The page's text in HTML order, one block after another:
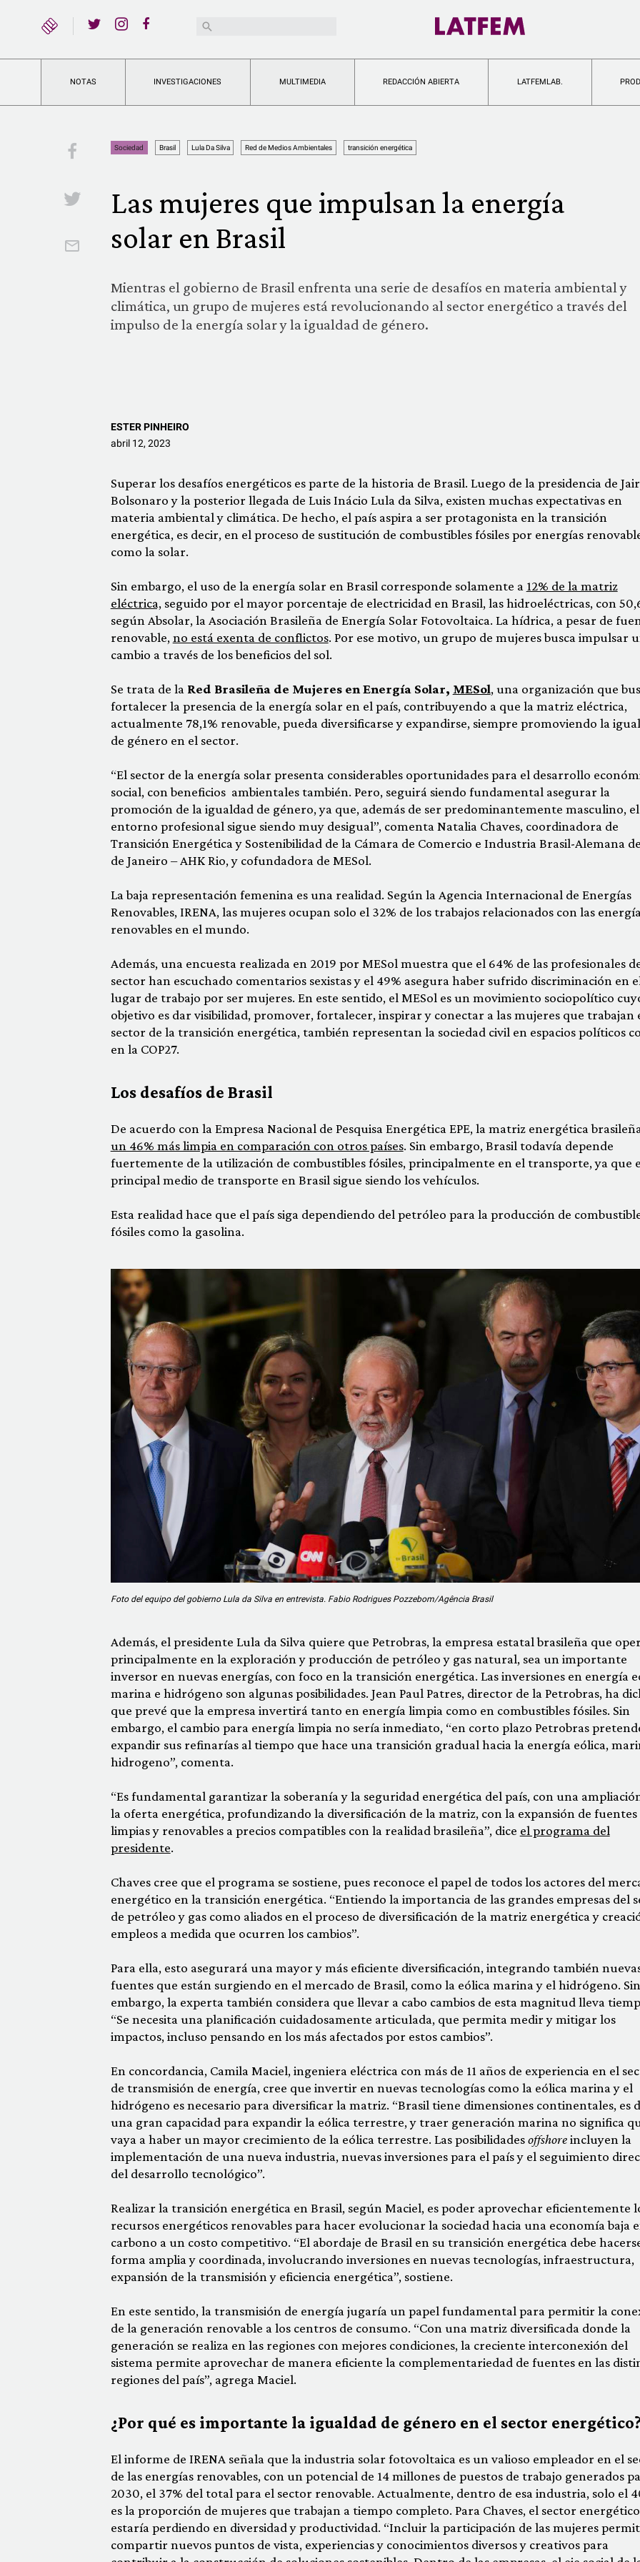
YouTubeBuscar:
NOTAS INVESTIGACIONES MULTIMEDIA REDACCIÓN ABIERTA LATFEMLAB.
Facebook
Twitter
Email
Sociedad Brasil Lula Da Silva Red de Medios Ambientales transición energética
Las mujeres que impulsan la energía
solar en Brasil
Mientras el gobierno de Brasil enfrenta una serie de desafíos en materia ambiental y
climática, un grupo de mujeres está revolucionando al sector energético a través del
impulso de la energía solar y la igualdad de género.
ESTER PINHEIRO
abril 12, 2023
Superar los desafíos energéticos es parte de la historia de Brasil. Luego de la presidencia de Jair
Bolsonaro y la posterior llegada de Luis Inácio Lula da Silva, existen muchas expectativas en
materia ambiental y climática. De hecho, el país aspira a ser protagonista en la transición
energética, es decir, en el proceso de sustitución de combustibles fósiles por energías
como la solar.
Sin embargo, el uso de la energía solar en Brasil corresponde solamente a 12% de la matriz
eléctrica, seguido por el mayor porcentaje de electricidad en Brasil, las hidroeléctricas, con
según Absolar, la Asociación Brasileña de Energía Solar Fotovoltaica. La hídrica, a pesar de
renovable, no está exenta de conflictos. Por ese motivo, un grupo de mujeres busca impulsar
cambio a través de los beneficios del sol.
Se trata de la Red Brasileña de Mujeres en Energía Solar, MESol, una organización que
fortalecer la presencia de la energía solar en el país, contribuyendo a que la matriz eléctrica,
actualmente 78,1% renovable, pueda diversificarse y expandirse, siempre promoviendo la
de género en el sector.
“El sector de la energía solar presenta considerables oportunidades para el desarrollo
social, con beneficios ambientales también. Pero, seguirá siendo fundamental asegurar la
promoción de la igualdad de género, ya que, además de ser predominantemente masculino, el
entorno profesional sigue siendo muy desigual”, comenta Natalia Chaves, coordinadora de
Transición Energética y Sostenibilidad de la Cámara de Comercio e Industria Brasil-Alemana
de Janeiro – AHK Rio, y cofundadora de MESol.
La baja representación femenina es una realidad. Según la Agencia Internacional de Energías
Renovables, IRENA, las mujeres ocupan solo el 32% de los trabajos relacionados con las
renovables en el mundo.
Además, una encuesta realizada en 2019 por MESol muestra que el 64% de las profesionales
sector han escuchado comentarios sexistas y el 49% asegura haber sufrido discriminación en
lugar de trabajo por ser mujeres. En este sentido, el MESol es un movimiento sociopolítico
objetivo es dar visibilidad, promover, fortalecer, inspirar y conectar a las mujeres que trabajan
sector de la transición energética, también representan la sociedad civil en espacios políticos
en la COP27.
Los desafíos de Brasil
De acuerdo con la Empresa Nacional de Pesquisa Energética EPE, la matriz energética brasileña
un 46% más limpia en comparación con otros países. Sin embargo, Brasil todavía depende
fuertemente de la utilización de combustibles fósiles, principalmente en el transporte, ya que
principal medio de transporte en Brasil sigue siendo los vehículos.
Esta realidad hace que el país siga dependiendo del petróleo para la producción de
fósiles como la gasolina.
Foto del equipo del gobierno Lula da Silva en entrevista. Fabio Rodrigues Pozzebom/Agência Brasil
Además, el presidente Lula da Silva quiere que Petrobras, la empresa estatal brasileña que
principalmente en la exploración y producción de petróleo y gas natural, sea un importante
inversor en nuevas energías, con foco en la transición energética. Las inversiones en energía
marina e hidrógeno son algunas posibilidades. Jean Paul Patres, director de la Petrobras, ha
que prevé que la empresa invertirá tanto en energía limpia como en combustibles fósiles. Sin
embargo, el cambio para energía limpia no sería inmediato, “en corto plazo Petrobras
expandir sus refinarías al tiempo que hace una transición gradual hacia la energía eólica,
hidrogeno”, comenta.
“Es fundamental garantizar la soberanía y la seguridad energética del país, con una
la oferta energética, profundizando la diversificación de la matriz, con la expansión de fuentes
limpias y renovables a precios compatibles con la realidad brasileña”, dice el programa del
presidente.
Chaves cree que el programa se sostiene, pues reconoce el papel de todos los actores del
energético en la transición energética. “Entiendo la importancia de las grandes empresas del
de petróleo y gas como aliados en el proceso de diversificación de la matriz energética y
empleos a medida que ocurren los cambios”.
Para ella, esto asegurará una mayor y más eficiente diversificación, integrando también
fuentes que están surgiendo en el mercado de Brasil, como la eólica marina y el hidrógeno. Sin
embargo, la experta también considera que llevar a cabo cambios de esta magnitud lleva
“Se necesita una planificación cuidadosamente articulada, que permita medir y mitigar los
impactos, incluso pensando en los más afectados por estos cambios”.
En concordancia, Camila Maciel, ingeniera eléctrica con más de 11 años de experiencia en el
de transmisión de energía, cree que invertir en nuevas tecnologías como la eólica marina y el
hidrógeno es necesario para diversificar la matriz. “Brasil tiene dimensiones continentales, es
una gran capacidad para expandir la eólica terrestre, y traer generación marina no significa
vaya a haber un mayor crecimiento de la eólica terrestre. Las posibilidadesoffshoreincluyen la
implementación de una nueva industria, nuevas inversiones para el país y el seguimiento
del desarrollo tecnológico”.
Realizar la transición energética en Brasil, según Maciel, es poder aprovechar eficientemente
recursos energéticos renovables para hacer evolucionar la sociedad hacia una economía baja
carbono a un costo competitivo. “El abordaje de Brasil en su transición energética debe
forma amplia y coordinada, involucrando inversiones en nuevas tecnologías, infraestructura,
expansión de la transmisión y eficiencia energética”, sostiene.
En este sentido, la transmisión de energía jugaría un papel fundamental para permitir la
de la generación renovable a los centros de consumo. “Con una matriz diversificada donde la
generación se realiza en las regiones con mejores condiciones, la creciente interconexión del
sistema permite aprovechar de manera eficiente la complementariedad de fuentes en las
regiones del país”, agrega Maciel.
¿Por qué es importante la igualdad de género en el sector energético?
El informe de IRENA señala que la industria solar fotovoltaica es un valioso empleador en el
de las energías renovables, con un potencial de 14 millones de puestos de trabajo generados
2030, el 37% del total para el sector renovable. Actualmente, dentro de esa industria, solo el
es la proporción de mujeres que trabajan a tiempo completo. Para Chaves, el sector energético
estaría perdiendo en diversidad y productividad. “Incluir la participación de las mujeres
compartir nuevos puntos de vista, experiencias y conocimientos diversos y creativos para